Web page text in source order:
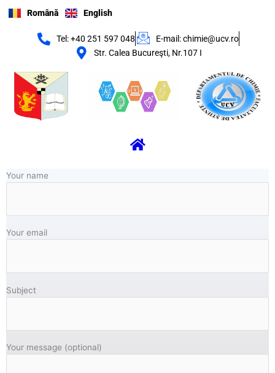
Română English
Tel: +40 251 597 048
E-mail: chimie@ucv.ro
Str. Calea Bucureşti, Nr.107 I
Menu
Your name
Your email
Subject
Your message (optional)